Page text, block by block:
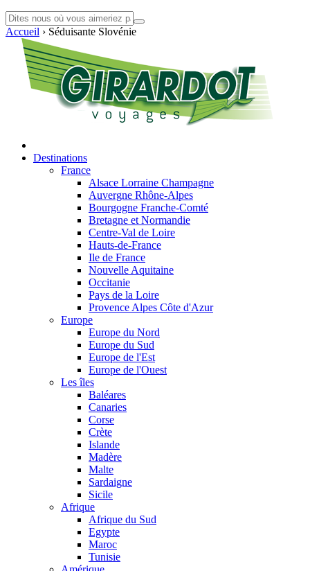
Accueil › Séduisante Slovénie
Destinations
France
Alsace Lorraine Champagne
Auvergne Rhône-Alpes
Bourgogne Franche-Comté
Bretagne et Normandie
Centre-Val de Loire
Hauts-de-France
Ile de France
Nouvelle Aquitaine
Occitanie
Pays de la Loire
Provence Alpes Côte d'Azur
Europe
Europe du Nord
Europe du Sud
Europe de l'Est
Europe de l'Ouest
Les îles
Baléares
Canaries
Corse
Crète
Islande
Madère
Malte
Sardaigne
Sicile
Afrique
Afrique du Sud
Egypte
Maroc
Tunisie